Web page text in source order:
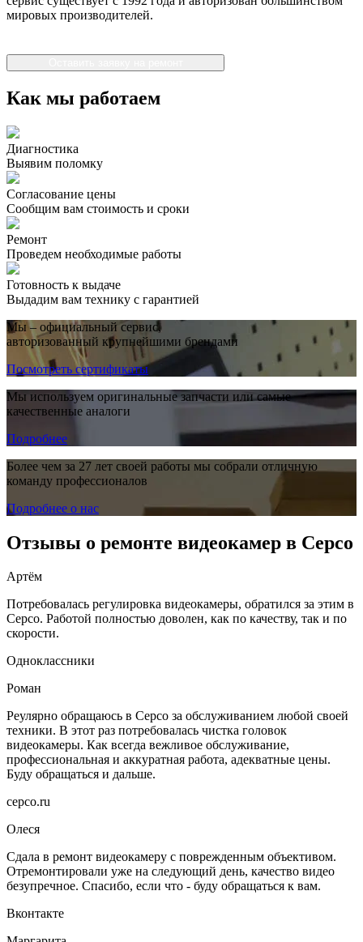
мировых производителей.
Как мы работаем
Диагностика
Выявим поломку
Согласование цены
Сообщим вам стоимость и сроки
Ремонт
Проведем необходимые работы
Готовность к выдаче
Выдадим вам технику с гарантией
Мы – официальный сервис,
авторизованный крупнейшими брендами
Посмотреть сертификаты
Мы используем оригинальные запчасти или самые
качественные аналоги
Подробнее
Более чем за 27 лет своей работы мы собрали отличную
команду профессионалов
Подробнее о нас
Отзывы о ремонте видеокамер в Серсо
Артём
Потребовалась регулировка видеокамеры, обратился за этим в
Серсо. Работой полностью доволен, как по качеству, так и по
скорости.
Одноклассники
Роман
Реулярно обращаюсь в Серсо за обслуживанием любой своей
техники. В этот раз потребовалась чистка головок
видеокамеры. Как всегда вежливое обслуживание,
профессиональная и аккуратная работа, адекватные цены.
Буду обращаться и дальше.
серсо.ru
Олеся
Сдала в ремонт видеокамеру с поврежденным объективом.
Отремонтировали уже на следующий день, качество видео
безупречное. Спасибо, если что - буду обращаться к вам.
Вконтакте